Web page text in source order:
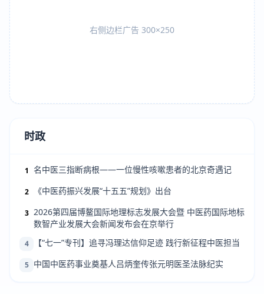
右侧边栏广告 300×250
时政
1 名中医三指断病根——一位慢性咳嗽患者的北京奇遇记
2 《中医药振兴发展“十五五”规划》出台
3 2026第四届博鳌国际地理标志发展大会暨 中医药国际地标
数智产业发展大会新闻发布会在京举行
4 【“七一”专刊】追寻冯理达信仰足迹 践行新征程中医担当
5 中国中医药事业奠基人吕炳奎传张元明医圣法脉纪实